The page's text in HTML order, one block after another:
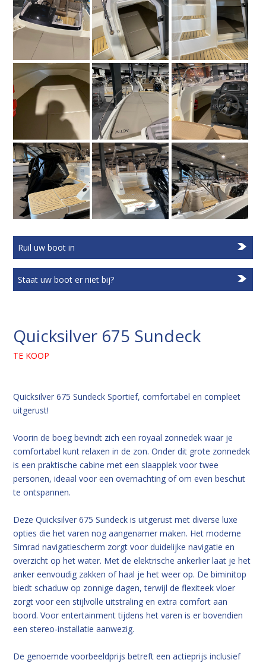
Ruil uw boot in
Staat uw boot er niet bij?
Quicksilver 675 Sundeck
TE KOOP
Quicksilver 675 Sundeck Sportief, comfortabel en compleet
uitgerust!
Voorin de boeg bevindt zich een royaal zonnedek waar je
comfortabel kunt relaxen in de zon. Onder dit grote zonnedek
is een praktische cabine met een slaapplek voor twee
personen, ideaal voor een overnachting of om even beschut
te ontspannen.
Deze Quicksilver 675 Sundeck is uitgerust met diverse luxe
opties die het varen nog aangenamer maken. Het moderne
Simrad navigatiescherm zorgt voor duidelijke navigatie en
overzicht op het water. Met de elektrische ankerlier laat je het
anker eenvoudig zakken of haal je het weer op. De biminitop
biedt schaduw op zonnige dagen, terwijl de flexiteek vloer
zorgt voor een stijlvolle uitstraling en extra comfort aan
boord. Voor entertainment tijdens het varen is er bovendien
een stereo-installatie aanwezig.
De genoemde voorbeeldprijs betreft een actieprijs inclusief